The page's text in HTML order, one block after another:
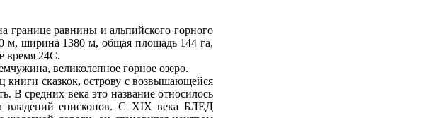
границе равнины и альпийского горного
м, ширина 1380 м, общая площадь 144 га,
время 24С.
великолепное горное озеро.
сказкок, острову с возвышающейся
В средниx века это название относилось
владений епископов. С XIX века БЛЕД